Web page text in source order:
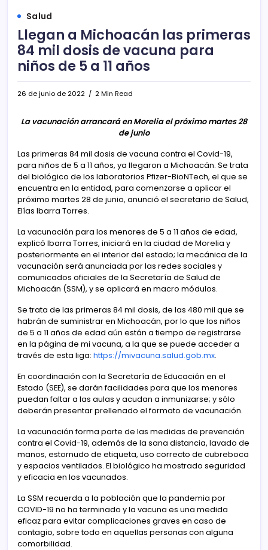
Salud
Llegan a Michoacán las primeras
84 mil dosis de vacuna para
niños de 5 a 11 años
26 de junio de 2022 2 Min Read
La vacunación arrancará en Morelia el próximo martes 28
de junio
Las primeras 84 mil dosis de vacuna contra el Covid-19,
para niños de 5 a 11 años, ya llegaron a Michoacán. Se trata
del biológico de los laboratorios Pfizer-BioNTech, el que se
encuentra en la entidad, para comenzarse a aplicar el
próximo martes 28 de junio, anunció el secretario de Salud,
Elías Ibarra Torres.
La vacunación para los menores de 5 a 11 años de edad,
explicó Ibarra Torres, iniciará en la ciudad de Morelia y
posteriormente en el interior del estado; la mecánica de la
vacunación será anunciada por las redes sociales y
comunicados oficiales de la Secretaría de Salud de
Michoacán (SSM), y se aplicará en macro módulos.
Se trata de las primeras 84 mil dosis, de las 480 mil que se
habrán de suministrar en Michoacán, por lo que los niños
de 5 a 11 años de edad aún están a tiempo de registrarse
en la página de mi vacuna, a la que se puede acceder a
través de esta liga: https://mivacuna.salud.gob.mx.
En coordinación con la Secretaría de Educación en el
Estado (SEE), se darán facilidades para que los menores
puedan faltar a las aulas y acudan a inmunizarse; y sólo
deberán presentar prellenado el formato de vacunación.
La vacunación forma parte de las medidas de prevención
contra el Covid-19, además de la sana distancia, lavado de
manos, estornudo de etiqueta, uso correcto de cubreboca
y espacios ventilados. El biológico ha mostrado seguridad
y eficacia en los vacunados.
La SSM recuerda a la población que la pandemia por
COVID-19 no ha terminado y la vacuna es una medida
eficaz para evitar complicaciones graves en caso de
contagio, sobre todo en aquellas personas con alguna
comorbilidad.